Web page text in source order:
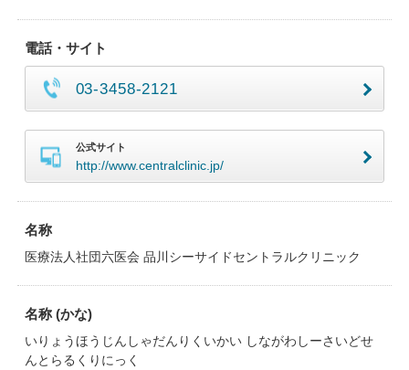
電話・サイト
03-3458-2121
公式サイト
http://www.centralclinic.jp/
名称
医療法人社団六医会 品川シーサイドセントラルクリニック
名称 (かな)
いりょうほうじんしゃだんりくいかい しながわしーさいどせ
んとらるくりにっく